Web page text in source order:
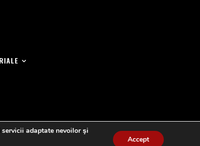
adaptate nevoilor şi
Accept